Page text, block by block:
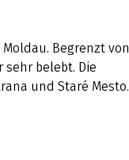
Begrenzt von
belebt. Die
und Staré Mesto.